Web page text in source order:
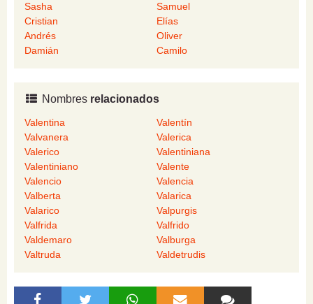
Sasha
Samuel
Cristian
Elías
Andrés
Oliver
Damián
Camilo
Nombres relacionados
Valentina
Valentín
Valvanera
Valerica
Valerico
Valentiniana
Valentiniano
Valente
Valencio
Valencia
Valberta
Valarica
Valarico
Valpurgis
Valfrida
Valfrido
Valdemaro
Valburga
Valtruda
Valdetrudis